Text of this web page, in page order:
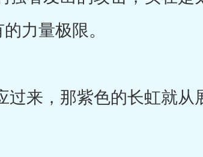
力量极限。
来，那紫色的长虹就从